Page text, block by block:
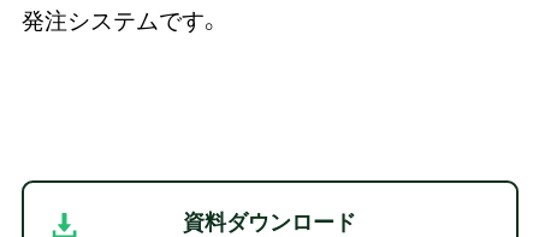
発注システムです。
資料ダウンロード